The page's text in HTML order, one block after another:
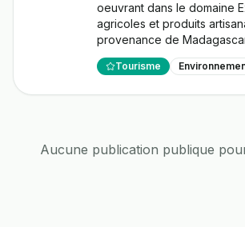
oeuvrant dans le domaine
agricoles et produits
provenance de
Tourisme
Aucune publication publique